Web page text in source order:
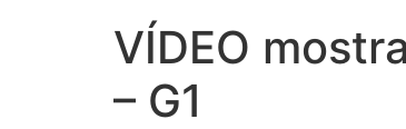
VÍDEO mostra
– G1